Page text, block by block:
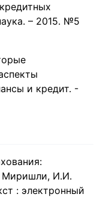
– 2015. №5
и кредит. -
Миришли, И.И.
: электронный